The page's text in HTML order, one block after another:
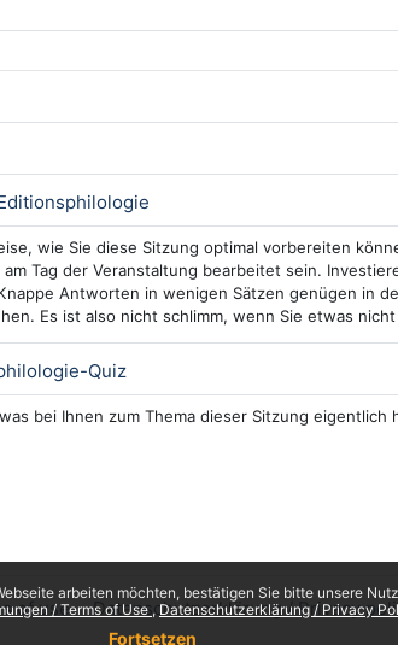
arbeiten möchten, bestätigen Sie bitte unsere
/ Terms of Use
Datenschutzerklärung / Privacy
Fortsetzen
wie Sie diese Sitzung optimal vorbereiten
Tag der Veranstaltung bearbeitet sein.
Antworten in wenigen Sätzen genügen in
Es ist also nicht schlimm, wenn Sie etwas
QuizInteraktiver Inhalt
bei Ihnen zum Thema dieser Sitzung eigentlich
of use Datenschutzerklärung / Privacy